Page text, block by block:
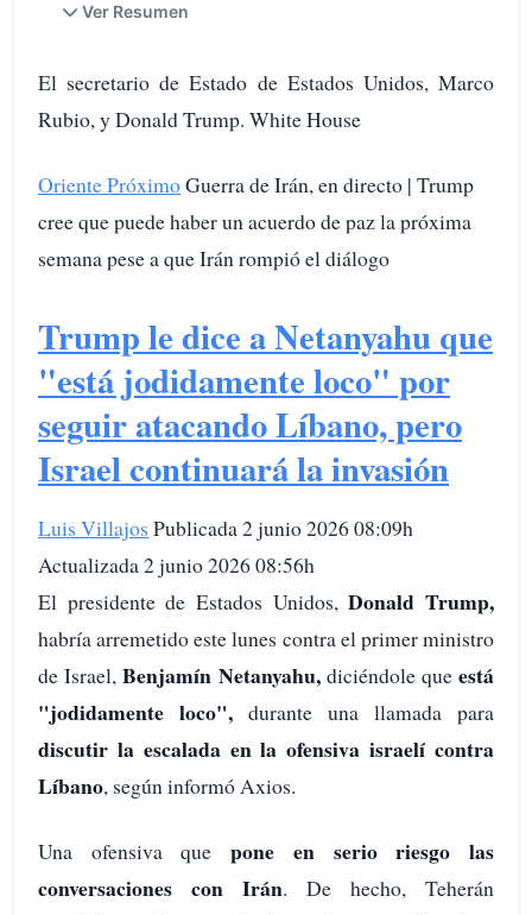
Ver Resumen
El secretario de Estado de Estados Unidos, Marco
Rubio, y Donald Trump. White House
Oriente PróximoGuerra de Irán, en directo | Trump
cree que puede haber un acuerdo de paz la próxima
semana pese a que Irán rompió el diálogo
Trump le dice a Netanyahu que
"está jodidamente loco" por
seguir atacando Líbano, pero
Israel continuará la invasión
Luis Villajos Publicada 2 junio 2026 08:09h
Actualizada 2 junio 2026 08:56h
El presidente de Estados Unidos,Donald Trump,
habría arremetido este lunes contra el primer ministro
de Israel, Benjamín Netanyahu, diciéndole queestá
"jodidamente loco", durante una llamada para
discutir la escalada en la ofensiva israelí contra
Líbano, según informó Axios.
Una ofensiva que pone en serio riesgo las
conversaciones con Irán. De hecho, Teherán